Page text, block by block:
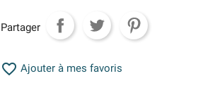
Partager
 Ajouter à mes favoris